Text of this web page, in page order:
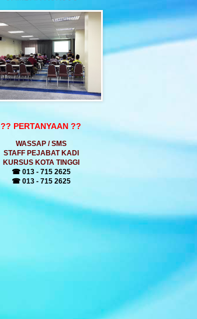
?? PERTANYAAN ??
WASSAP / SMS
STAFF PEJABAT KADI
KURSUS KOTA TINGGI
☎ 013 - 715 2625
☎ 013 - 715 2625